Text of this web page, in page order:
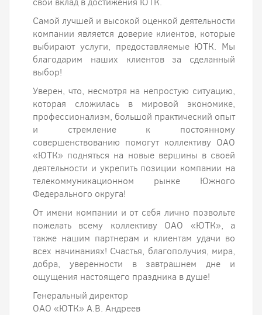
Самой лучшей и высокой оценкой деятельности
компании является доверие клиентов, которые
выбирают услуги, предоставляемые ЮТК. Мы
благодарим наших клиентов за сделанный
выбор!
Уверен, что, несмотря на непростую ситуацию,
которая сложилась в мировой экономике,
профессионализм, большой практический опыт
и стремление к постоянному
совершенствованию помогут коллективу ОАО
«ЮТК» подняться на новые вершины в своей
деятельности и укрепить позиции компании на
телекоммуникационном рынке Южного
Федерального округа!
От имени компании и от себя лично позвольте
пожелать всему коллективу ОАО «ЮТК», а
также нашим партнерам и клиентам удачи во
всех начинаниях! Счастья, благополучия, мира,
добра, уверенности в завтрашнем дне и
ощущения настоящего праздника в душе!
Генеральный директор
ОАО «ЮТК» А.В. Андреев